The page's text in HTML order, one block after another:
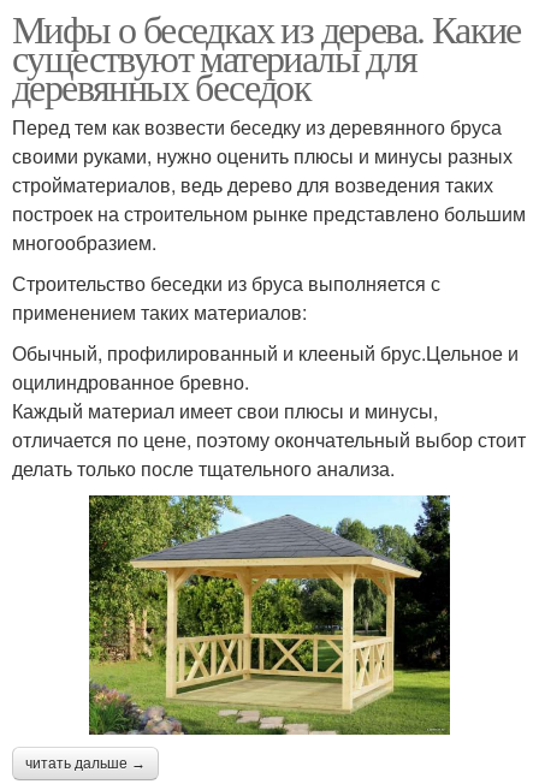
Мифы о беседках из дерева. Какие
существуют материалы для
деревянных беседок
Перед тем как возвести беседку из деревянного бруса
своими руками, нужно оценить плюсы и минусы разных
стройматериалов, ведь дерево для возведения таких
построек на строительном рынке представлено большим
многообразием.
Строительство беседки из бруса выполняется с
применением таких материалов:
Обычный, профилированный и клееный брус.Цельное и
оцилиндрованное бревно.
Каждый материал имеет свои плюсы и минусы,
отличается по цене, поэтому окончательный выбор стоит
делать только после тщательного анализа.
читать дальше →